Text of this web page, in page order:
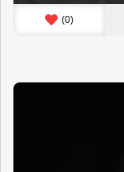
(0)